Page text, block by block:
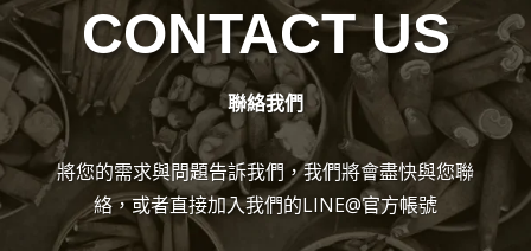
CONTACT US
聯絡我們
將您的需求與問題告訴我們，我們將會盡快與您聯
絡，或者直接加入我們的LINE@官方帳號